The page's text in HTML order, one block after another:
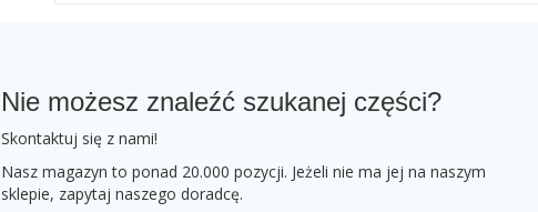
Nie możesz znaleźć szukanej części?
Skontaktuj się z nami!
Nasz magazyn to ponad 20.000 pozycji. Jeżeli nie ma jej na naszym
sklepie, zapytaj naszego doradcę.